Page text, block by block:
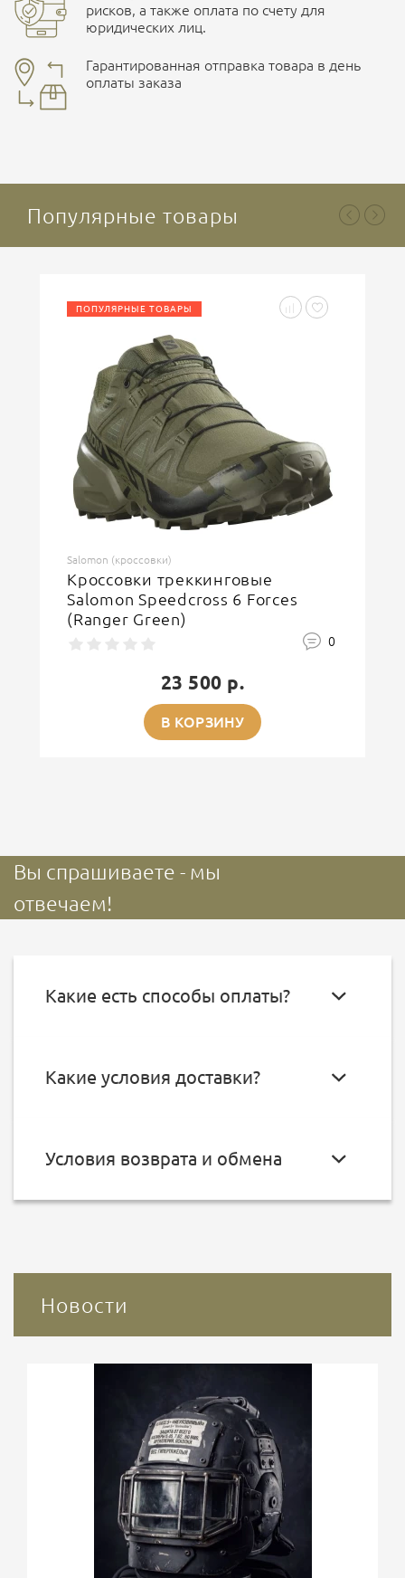
Наличные при самовывозе
подготовки счета.
ОСТАВИТЬ ОТЗЫВ
рисков, а также оплата по счету для
юридических лиц.
Гарантированная отправка товара в день
оплаты заказа
Популярные товары
ПОПУЛЯРНЫЕ ТОВАРЫ
Salomon (кроссовки)
Кроссовки треккинговые
Salomon Speedcross 6 Forces
(Ranger Green)
0
23 500 р.
В КОРЗИНУ
Вы спрашиваете - мы
отвечаем!
Какие есть способы оплаты?
Какие условия доставки?
Условия возврата и обмена
Новости